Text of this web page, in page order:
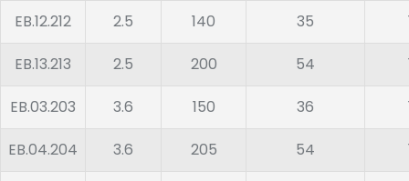
EB.12.212 2.5 140 35
EB.13.213 2.5 200 54
EB.03.203 3.6 150 36
EB.04.204 3.6 205 54